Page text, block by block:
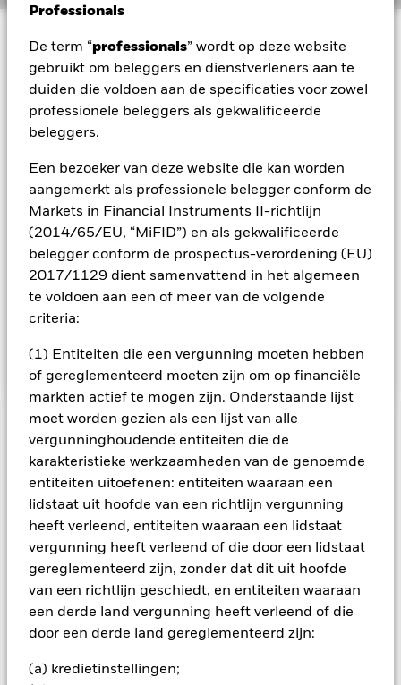
Professionals
De term “professionals” wordt op deze website
gebruikt om beleggers en dienstverleners aan te
duiden die voldoen aan de specificaties voor zowel
professionele beleggers als gekwalificeerde
beleggers.
Een bezoeker van deze website die kan worden
aangemerkt als professionele belegger conform de
Markets in Financial Instruments II-richtlijn
(2014/65/EU, “MiFID”) en als gekwalificeerde
belegger conform de prospectus-verordening (EU)
2017/1129 dient samenvattend in het algemeen
te voldoen aan een of meer van de volgende
criteria:
(1) Entiteiten die een vergunning moeten hebben
of gereglementeerd moeten zijn om op financiële
markten actief te mogen zijn. Onderstaande lijst
moet worden gezien als een lijst van alle
vergunninghoudende entiteiten die de
karakteristieke werkzaamheden van de genoemde
entiteiten uitoefenen: entiteiten waaraan een
lidstaat uit hoofde van een richtlijn vergunning
heeft verleend, entiteiten waaraan een lidstaat
vergunning heeft verleend of die door een lidstaat
gereglementeerd zijn, zonder dat dit uit hoofde
van een richtlijn geschiedt, en entiteiten waaraan
een derde land vergunning heeft verleend of die
door een derde land gereglementeerd zijn:
(a) kredietinstellingen;
Beleggingsdoel
Het Fonds streeft ernaar op duurzame wijze een maximaal
van kapitaalgroei en opbrengsten uit de activa van het
Fonds. Het Fonds belegt in normale marktomstandigheden
wereldwijd ten minste 70% van zijn totale activa in
(VR-)effecten. Tot de VR-effecten behoren obligaties en
geldmarktinstrumenten (d.w.z. schuldeffecten met een korte
looptijd). Het kan ook deposito’s en contanten aanhouden.
De activaklassen en de mate waarin het Fonds hierin belegt,
kunnen zonder beperking variëren, afhankelijk van de
marktomstandigheden. De vastrentende effecten kunnen
zijn uitgegeven door overheden, overheidsinstellingen,
bedrijven en supranationale instellingen (bv. de
Internationale Bank voor Wederopbouw en Ontwikkeling) en
of zonder rating.
BELANGRIJKE GEGEVENS: Kapitaalrisico.
zijn niet gegarandeerd. Beleggers verliezen mogelijk hun
oorspronkelijke inleg.
wanbetalingsquote van emittenten hebben een aanzienlijk
invloed op de prestaties van vastrentende effecten.
Vastrentende effecten van lager dan beleggingskwaliteit
kunnen gevoeliger zijn voor veranderingen in deze risico's
dan vastrentende effecten met een hogere rating. Potentiële
risiconiveau verhogen. De waarde van aandelen en aan
aandelen gerelateerde effecten wordt beïnvloed door de
dagelijkse schommelingen op de aandelenmarkten, politieke